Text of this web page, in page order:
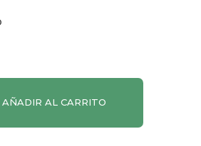
AÑADIR AL CARRITO